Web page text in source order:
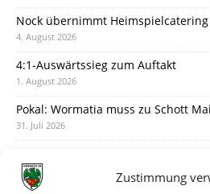
Zustimmung
Nock übernimmt Heimspielcatering
4. August 2026
4:1-Auswärtssieg zum Auftakt
1. August 2026
Pokal: Wormatia muss zu Schott
31. Juli 2026
30. Juli 2026